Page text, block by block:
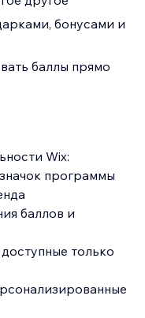
бонусами и
баллы прямо
Wix:
программы
баллов и
только